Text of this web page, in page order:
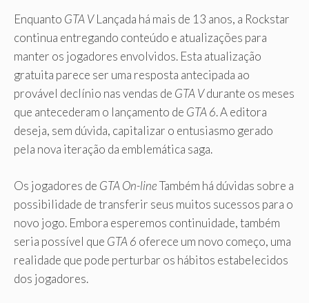
Enquanto GTA VLançada há mais de 13 anos, a Rockstar
continua entregando conteúdo e atualizações para
manter os jogadores envolvidos. Esta atualização
gratuita parece ser uma resposta antecipada ao
provável declínio nas vendas de GTA Vdurante os meses
que antecederam o lançamento de GTA 6. A editora
deseja, sem dúvida, capitalizar o entusiasmo gerado
pela nova iteração da emblemática saga.
Os jogadores de GTA On-lineTambém há dúvidas sobre a
possibilidade de transferir seus muitos sucessos para o
novo jogo. Embora esperemos continuidade, também
seria possível que GTA 6 oferece um novo começo, uma
realidade que pode perturbar os hábitos estabelecidos
dos jogadores.